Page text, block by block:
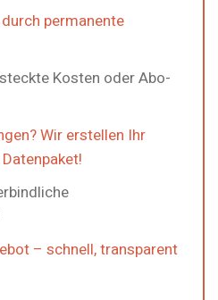
permanente
Kosten oder Abo-
Wir erstellen Ihr
– schnell, transparent